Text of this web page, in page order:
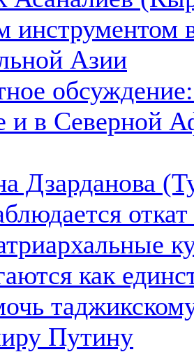
инструментом
Азии
и в Северной
Дзарданова
как
Путину